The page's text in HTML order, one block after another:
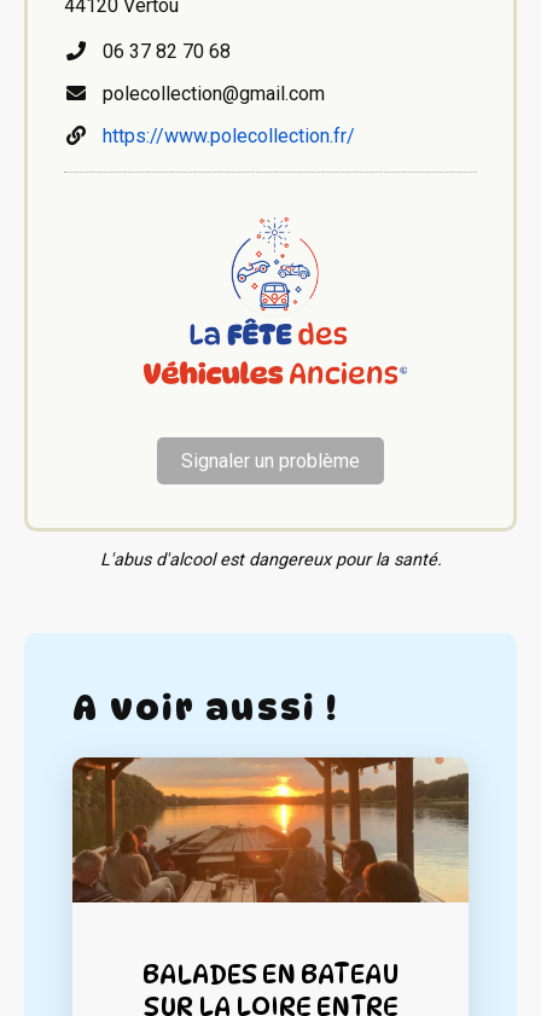
44120 Vertou
06 37 82 70 68
polecollection@gmail.com
https://www.polecollection.fr/
Signaler un problème
L'abus d'alcool est dangereux pour la santé.
A voir aussi !
BALADES EN BATEAU
SUR LA LOIRE ENTRE